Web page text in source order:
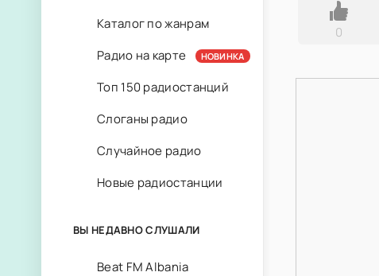
0
Каталог по жанрам
Радио на карте
НОВИНКА
Топ 150 радиостанций
Слоганы радио
Случайное радио
Новые радиостанции
ВЫ НЕДАВНО СЛУШАЛИ
Beat FM Albania